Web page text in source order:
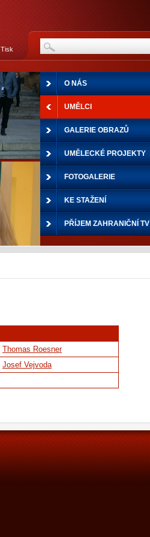
Thomas Roesner
Josef Vejvoda
O NÁS
UMĚLCI
GALERIE OBRAZŮ
UMĚLECKÉ PROJEKTY
FOTOGALERIE
KE STAŽENÍ
PŘÍJEM ZAHRANIČNÍ TV
Tisk